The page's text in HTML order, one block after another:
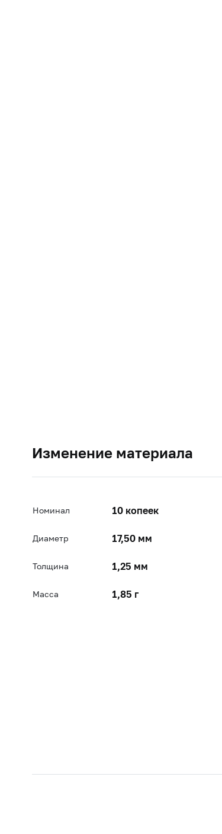
Изменение материала
Номинал 10 копеек
Диаметр 17,50 мм
Толщина 1,25 мм
Масса 1,85 г